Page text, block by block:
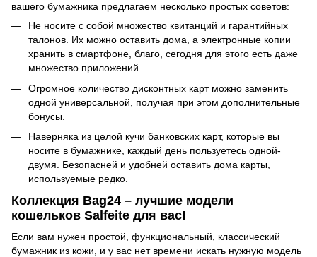
вашего бумажника предлагаем несколько простых советов:
Не носите с собой множество квитанций и гарантийных
талонов. Их можно оставить дома, а электронные копии
хранить в смартфоне, благо, сегодня для этого есть даже
множество приложений.
Огромное количество дисконтных карт можно заменить
одной универсальной, получая при этом дополнительные
бонусы.
Наверняка из целой кучи банковских карт, которые вы
носите в бумажнике, каждый день пользуетесь одной-
двумя. Безопасней и удобней оставить дома карты,
используемые редко.
Коллекция Bag24 – лучшие модели
кошельков Salfeite для вас!
Если вам нужен простой, функциональный, классический
бумажник из кожи, и у вас нет времени искать нужную модель